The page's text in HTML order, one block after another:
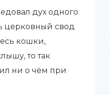
дух одного
церковный свод
кошки,
то так
ни о чём при